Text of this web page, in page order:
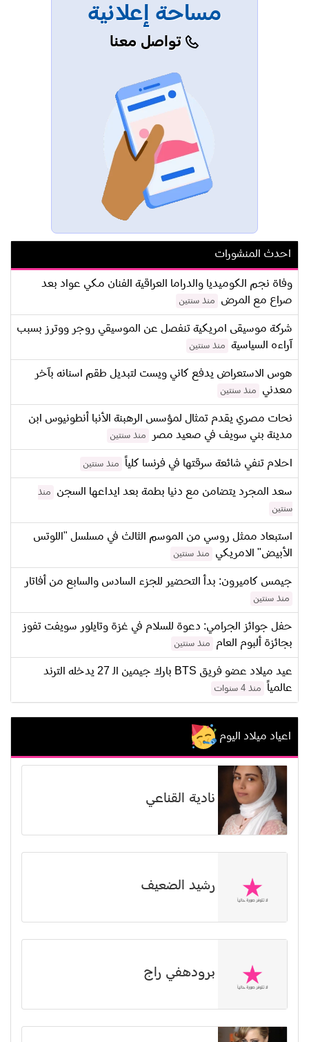
مساحة إعلانية
تواصل معنا
احدث المنشورات
وفاة نجم الكوميديا والدراما العراقية الفنان مكي عواد بعد
صراع مع المرض
منذ سنتين
شركة موسيقى امريكية تنفصل عن الموسيقي روجر ووترز بسبب
آراءه السياسية
منذ سنتين
هوس الاستعراض يدفع كاني ويست لتبديل طقم اسنانه بآخر
معدني
منذ سنتين
نحات مصري يقدم تمثال لمؤسس الرهبنة الأنبا أنطونيوس ابن
مدينة بني سويف في صعيد مصر
منذ سنتين
احلام تنفي شائعة سرقتها في فرنسا كلياً منذ سنتين
سعد المجرد يتضامن مع دنيا بطمة بعد ايداعها السجن
منذ
سنتين
استبعاد ممثل روسي من الموسم الثالث في مسلسل "اللوتس
الأبيض" الامريكي
منذ سنتين
جيمس كاميرون: بدأ التحضير للجزء السادس والسابع من أفاتار
منذ سنتين
حفل جوائز الجرامي: دعوة للسلام في غزة وتايلور سويفت تفوز
بجائزة ألبوم العام
منذ سنتين
عيد ميلاد عضو فريق BTS بارك جيمين الـ 27 يدخله الترند
عالمياً
منذ 4 سنوات
اعياد ميلاد اليوم
نادية القناعي
رشيد الضعيف
برودهفي راج